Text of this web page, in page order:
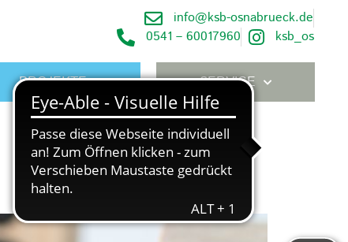
info@ksb-osnabrueck.de
0541 – 60017960
ksb_os
PROJEKTE SERVICE